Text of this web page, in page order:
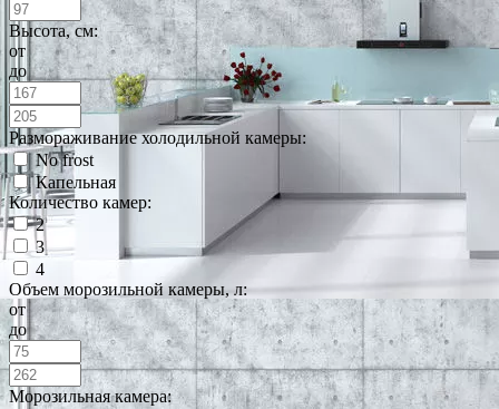
Высота, см:
от
до
Размораживание холодильной камеры:
No frost
Капельная
Количество камер:
2
3
4
Объем морозильной камеры, л:
от
до
Морозильная камера: